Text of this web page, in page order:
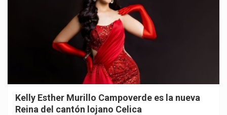
Kelly Esther Murillo Campoverde es la nueva
Reina del cantón lojano Celica